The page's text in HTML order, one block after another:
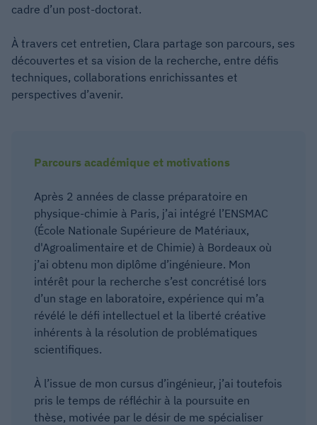
cadre d’un post-doctorat.
À travers cet entretien, Clara partage son parcours, ses
découvertes et sa vision de la recherche, entre défis
techniques, collaborations enrichissantes et
perspectives d’avenir.
Parcours académique et motivations
Après 2 années de classe préparatoire en
physique-chimie à Paris, j’ai intégré l’ENSMAC
(École Nationale Supérieure de Matériaux,
d'Agroalimentaire et de Chimie) à Bordeaux où
j’ai obtenu mon diplôme d’ingénieure. Mon
intérêt pour la recherche s’est concrétisé lors
d’un stage en laboratoire, expérience qui m’a
révélé le défi intellectuel et la liberté créative
inhérents à la résolution de problématiques
scientifiques.
À l’issue de mon cursus d’ingénieur, j’ai toutefois
pris le temps de réfléchir à la poursuite en
thèse, motivée par le désir de me spécialiser